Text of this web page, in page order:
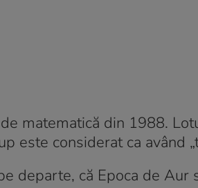
matematică din 1988.
este considerat ca având
departe, că Epoca de Aur